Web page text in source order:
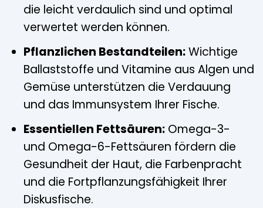
die leicht verdaulich sind und optimal
verwertet werden können.
Pflanzlichen Bestandteilen:Wichtige
Ballaststoffe und Vitamine aus Algen und
Gemüse unterstützen die Verdauung
und das Immunsystem Ihrer Fische.
Essentiellen Fettsäuren:Omega-3-
und Omega-6-Fettsäuren fördern die
Gesundheit der Haut, die Farbenpracht
und die Fortpflanzungsfähigkeit Ihrer
Diskusfische.